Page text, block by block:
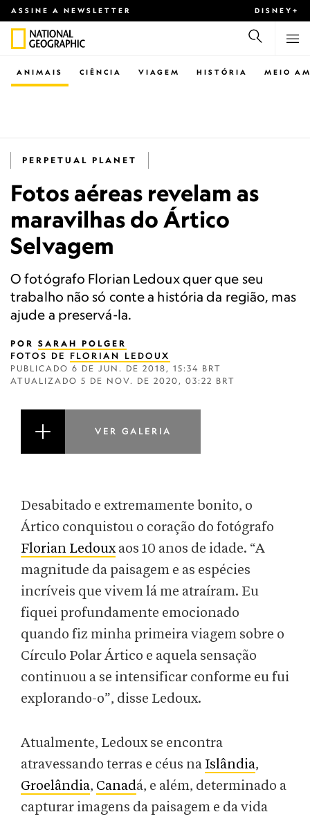
ASSINE A NEWSLETTER DISNEY+
CIÊNCIA VIAGEM
ANIMAIS HISTÓRIA MEIO
PERPETUAL PLANET
Fotos aéreas revelam as
maravilhas do Ártico
Selvagem
O fotógrafo Florian Ledoux quer que seu
trabalho não só conte a história da região, mas
ajude a preservá-la.
POR SARAH POLGER
FOTOS DE FLORIAN LEDOUX
PUBLICADO 6 DE JUN. DE 2018, 15:34 BRT
ATUALIZADO 5 DE NOV. DE 2020, 03:22 BRT
VER GALERIA
Desabitado e extremamente bonito, o
Ártico conquistou o coração do fotógrafo
Florian Ledouxaos 10 anos de idade. “A
magnitude da paisagem e as espécies
incríveis que vivem lá me atraíram. Eu
fiquei profundamente emocionado
quando fiz minha primeira viagem sobre o
Círculo Polar Ártico e aquela sensação
continuou a se intensificar conforme eu fui
explorando-o”, disse Ledoux.
Atualmente, Ledoux se encontra
atravessando terras e céus na Islândia,
Groelândia, Canadá, e além, determinado a
capturar imagens da paisagem e da vida